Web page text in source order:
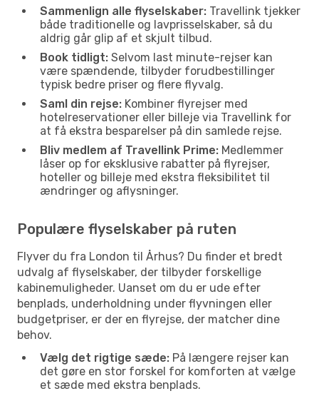
Sammenlign alle flyselskaber: Travellink tjekker
både traditionelle og lavprisselskaber, så du
aldrig går glip af et skjult tilbud.
Book tidligt: Selvom last minute-rejser kan
være spændende, tilbyder forudbestillinger
typisk bedre priser og flere flyvalg.
Saml din rejse: Kombiner flyrejser med
hotelreservationer eller billeje via Travellink for
at få ekstra besparelser på din samlede rejse.
Bliv medlem af Travellink Prime: Medlemmer
låser op for eksklusive rabatter på flyrejser,
hoteller og billeje med ekstra fleksibilitet til
ændringer og aflysninger.
Populære flyselskaber på ruten
Flyver du fra London til Århus? Du finder et bredt
udvalg af flyselskaber, der tilbyder forskellige
kabinemuligheder. Uanset om du er ude efter
benplads, underholdning under flyvningen eller
budgetpriser, er der en flyrejse, der matcher dine
behov.
Vælg det rigtige sæde: På længere rejser kan
det gøre en stor forskel for komforten at vælge
et sæde med ekstra benplads.